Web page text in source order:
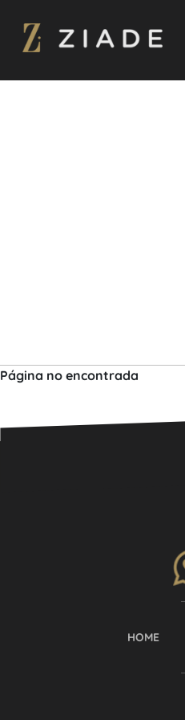
Página no encontrada
HOME